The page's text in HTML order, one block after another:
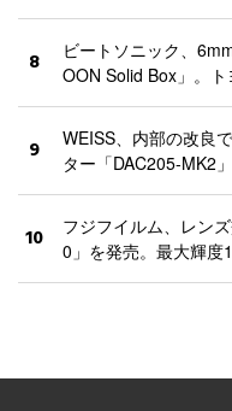
8
ビートソニック、
OON Solid Box」。
9
WEISS、内部の改良
ター「DAC205-MK2」
10
フジフイルム、レン
0」を発売。最大輝度